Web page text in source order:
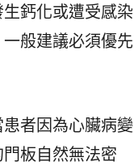
鈣化或遭受感染
般建議必須優先
者因為心臟病變
板自然無法密